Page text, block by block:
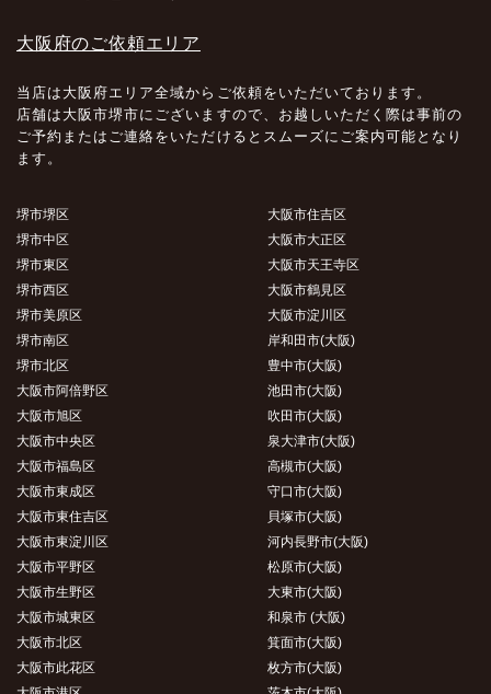
大阪府のご依頼エリア
当店は大阪府エリア全域からご依頼をいただいております。
店舗は大阪市堺市にございますので、お越しいただく際は事前の
ご予約またはご連絡をいただけるとスムーズにご案内可能となり
ます。
堺市堺区
堺市中区
堺市東区
堺市西区
堺市美原区
堺市南区
堺市北区
大阪市阿倍野区
大阪市旭区
大阪市中央区
大阪市福島区
大阪市東成区
大阪市東住吉区
大阪市東淀川区
大阪市平野区
大阪市生野区
大阪市城東区
大阪市北区
大阪市此花区
大阪市住吉区
大阪市大正区
大阪市天王寺区
大阪市鶴見区
大阪市淀川区
岸和田市(大阪)
豊中市(大阪)
池田市(大阪)
吹田市(大阪)
泉大津市(大阪)
高槻市(大阪)
守口市(大阪)
貝塚市(大阪)
河内長野市(大阪)
松原市(大阪)
大東市(大阪)
和泉市 (大阪)
箕面市(大阪)
枚方市(大阪)